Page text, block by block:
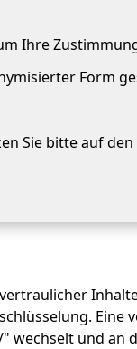
Ihre
Form
Sie bitte auf
Eine
wechselt und an